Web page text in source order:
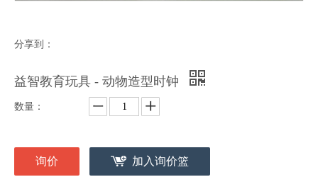
分享到：
益智教育玩具 - 动物造型时钟
数量：
询价 加入询价篮